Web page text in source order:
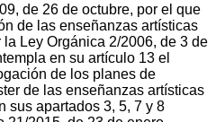
de 26 de octubre, por el que
de las enseñanzas artísticas
Ley Orgánica 2/2006, de 3 de
en su artículo 13 el
de los planes de
de las enseñanzas artísticas
sus apartados 3, 5, 7 y 8